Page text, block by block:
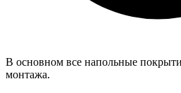
В основном все напольные
монтажа.